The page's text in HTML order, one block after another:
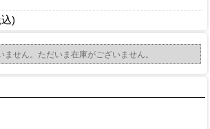
)
ません。ただいま在庫がございません。